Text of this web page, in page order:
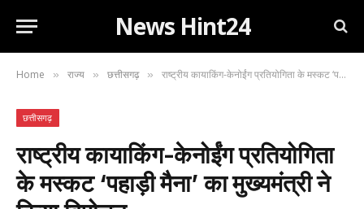
News Hint24
Home » राज्य » छत्तीसगढ़ » राष्ट्रीय कायाकिंग-केनोईंग प्रतियोगिता के मस्कट ‘पहाड़ी मैना’ का मुख्यमंत्री ने किया विमोचन….
छत्तीसगढ़
राष्ट्रीय कायाकिंग-केनोईंग प्रतियोगिता
के मस्कट ‘पहाड़ी मैना’ का मुख्यमंत्री ने